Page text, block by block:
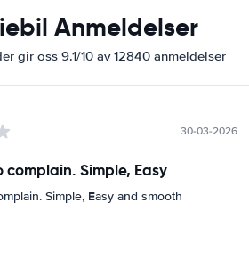
Anmeldelser
gir oss 9.1/10 av 12840 anmeldelser
30-03-2026
complain. Simple, Easy
Simple, Easy and smooth